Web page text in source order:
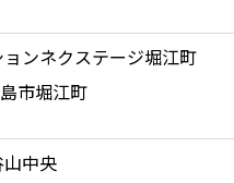
ンネクステージ堀江町
市堀江町
中央